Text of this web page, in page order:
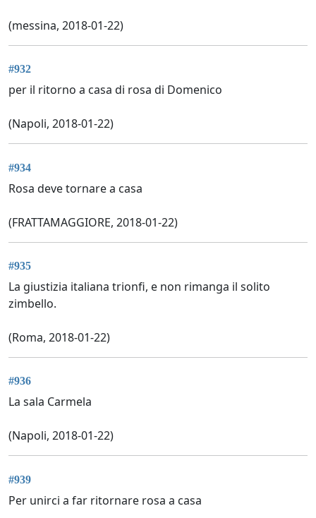
(messina, 2018-01-22)
#932
per il ritorno a casa di rosa di Domenico
(Napoli, 2018-01-22)
#934
Rosa deve tornare a casa
(FRATTAMAGGIORE, 2018-01-22)
#935
La giustizia italiana trionfi, e non rimanga il solito
zimbello.
(Roma, 2018-01-22)
#936
La sala Carmela
(Napoli, 2018-01-22)
#939
Per unirci a far ritornare rosa a casa